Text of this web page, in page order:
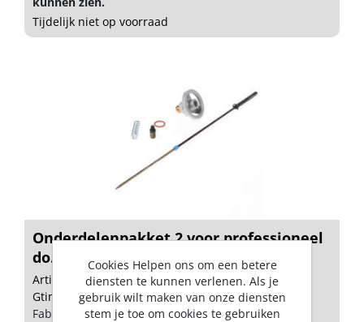
Tijdelijk niet op voorraad
Onderdelenpakket 2 voor professioneel
do...
Artikelnummer: 1516227
Gtin: 8714678002298
Fabrikant artikel nummer: 1516227
Cookies Helpen ons om een betere
diensten te kunnen verlenen. Als je
gebruik wilt maken van onze diensten
stem je toe om cookies te gebruiken